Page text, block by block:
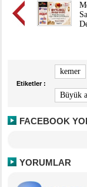
Etiketler :
kemer
Büyük
FACEBOOK
YORUMLAR